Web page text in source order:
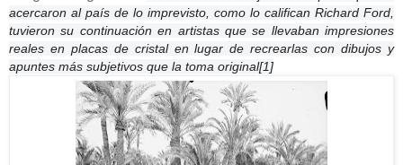
acercaron al país de lo imprevisto, como lo califican Richard Ford,
tuvieron su continuación en artistas que se llevaban impresiones
reales en placas de cristal en lugar de recrearlas con dibujos y
apuntes más subjetivos que la toma original[1]